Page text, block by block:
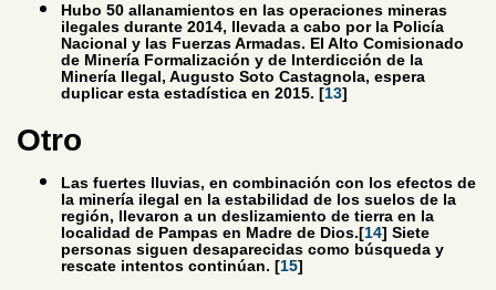
Hubo 50 allanamientos en las operaciones mineras
ilegales durante 2014, llevada a cabo por la Policía
Nacional y las Fuerzas Armadas. El Alto Comisionado
de Minería Formalización y de Interdicción de la
Minería Ilegal, Augusto Soto Castagnola, espera
duplicar esta estadística en 2015. [13]
Otro
Las fuertes lluvias, en combinación con los efectos de
la minería ilegal en la estabilidad de los suelos de la
región, llevaron a un deslizamiento de tierra en la
localidad de Pampas en Madre de Dios.[14] Siete
personas siguen desaparecidas como búsqueda y
rescate intentos continúan. [15]